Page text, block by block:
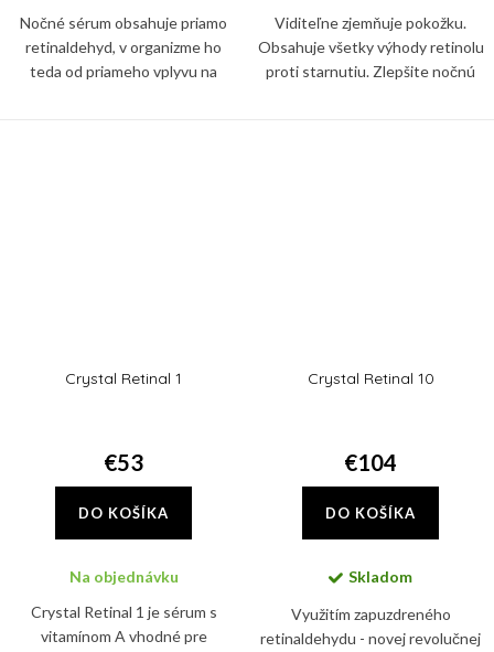
Nočné sérum obsahuje priamo
retinaldehyd, v organizme ho
teda od priameho vplyvu na
Viditeľne zjemňuje pokožku.
Obsahuje všetky výhody retinolu
proti starnutiu. Zlepšite nočnú
Crystal Retinal 1
€53
DO KOŠÍKA
Na objednávku
Crystal Retinal 1 je sérum s
vitamínom A vhodné pre
Crystal Retinal 10
€104
DO KOŠÍKA
Skladom
Využitím zapuzdreného
retinaldehydu - novej revolučnej